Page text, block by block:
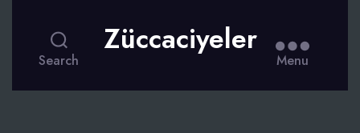
Search
Züccaciyeler
Menu